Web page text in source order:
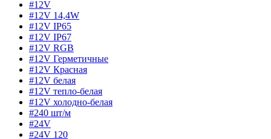
#12V
#12V 14,4W
#12V IP65
#12V IP67
#12V RGB
#12V Герметичные
#12V Красная
#12V белая
#12V тепло-белая
#12V холодно-белая
#240 шт/м
#24V
#24V 120